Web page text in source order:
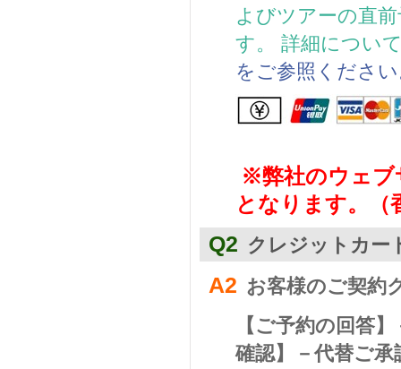
よびツアーの直
す。 詳細につい
をご参照くださ
※弊社のウェブ
となります。（
Q2 クレジットカー
A2 お客様のご契約
【ご予約の回答
確認】－代替ご